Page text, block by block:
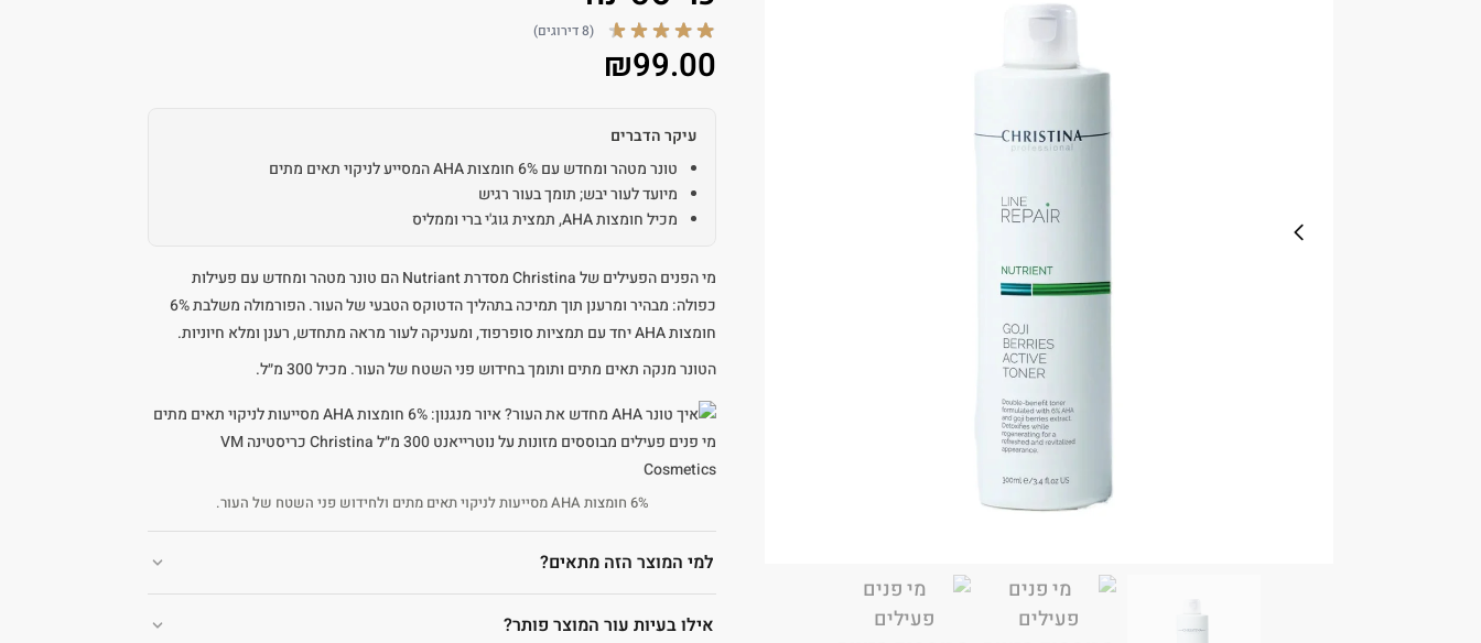
(8 דירוגים)
₪99.00
עיקר הדברים
טונר מטהר ומחדש עם 6% חומצות AHA המסייע לניקוי תאים מתים
מיועד לעור יבש; תומך בעור רגיש
מכיל חומצות AHA, תמצית גוג'י ברי וממליס
מי הפנים הפעילים של Christina מסדרת Nutriant הם טונר מטהר ומחדש עם פעילות
כפולה: מבהיר ומרענן תוך תמיכה בתהליך הדטוקס הטבעי של העור. הפורמולה משלבת 6%
חומצות AHA יחד עם תמציות סופרפוד, ומעניקה לעור מראה מתחדש, רענן ומלא חיוניות.
הטונר מנקה תאים מתים ותומך בחידוש פני השטח של העור. מכיל 300 מ״ל.
6% חומצות AHA מסייעות לניקוי תאים מתים ולחידוש פני השטח של העור.
למי המוצר הזה מתאים?
אילו בעיות עור המוצר פותר?